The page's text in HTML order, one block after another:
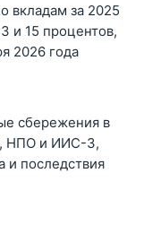
вкладам за 2025
и 15 процентов,
2026 года
сбережения в
НПО и ИИС-3,
и последствия